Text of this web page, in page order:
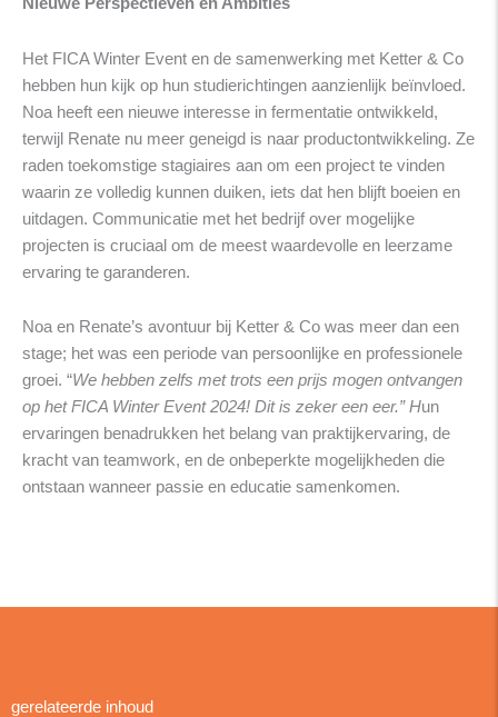
Nieuwe Perspectieven en Ambities
Het FICA Winter Event en de samenwerking met Ketter & Co
hebben hun kijk op hun studierichtingen aanzienlijk beïnvloed.
Noa heeft een nieuwe interesse in fermentatie ontwikkeld,
terwijl Renate nu meer geneigd is naar productontwikkeling. Ze
raden toekomstige stagiaires aan om een project te vinden
waarin ze volledig kunnen duiken, iets dat hen blijft boeien en
uitdagen. Communicatie met het bedrijf over mogelijke
projecten is cruciaal om de meest waardevolle en leerzame
ervaring te garanderen.
Noa en Renate’s avontuur bij Ketter & Co was meer dan een
stage; het was een periode van persoonlijke en professionele
groei. “We hebben zelfs met trots een prijs mogen ontvangen
op het FICA Winter Event 2024! Dit is zeker een eer.” Hun
ervaringen benadrukken het belang van praktijkervaring, de
kracht van teamwork, en de onbeperkte mogelijkheden die
ontstaan wanneer passie en educatie samenkomen.
gerelateerde inhoud